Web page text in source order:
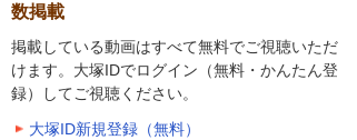
数掲載
掲載している動画はすべて無料でご視聴いただ
けます。大塚IDでログイン（無料・かんたん登
録）してご視聴ください。
大塚ID新規登録（無料）